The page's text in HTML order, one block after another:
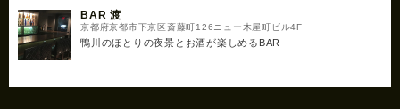
BAR 渡
京都府京都市下京区斎藤町126ニュー木屋町ビル4F
鴨川のほとりの夜景とお酒が楽しめるBAR